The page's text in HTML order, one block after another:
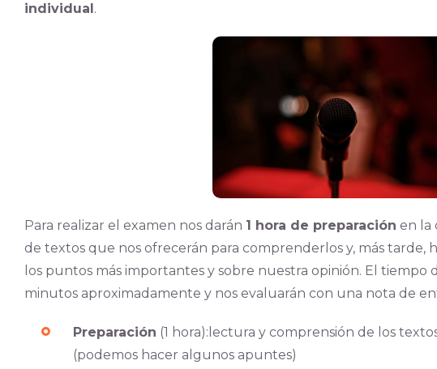
individual.
Para realizar el examen nos darán 1 hora de preparación en la
de textos que nos ofrecerán para comprenderlos y, más tarde,
los puntos más importantes y sobre nuestra opinión. El tiempo
minutos aproximadamente y nos evaluarán con una nota de
Preparación (1 hora):lectura y comprensión de los
(podemos hacer algunos apuntes)